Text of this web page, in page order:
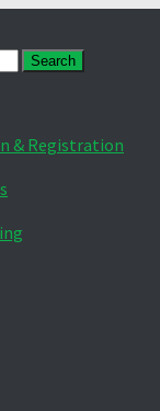
& Registration